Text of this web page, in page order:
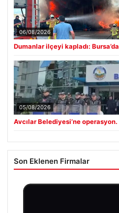
06/08/2026
Dumanlar ilçeyi kapladı:
05/08/2026
Avcılar Belediyesi’ne operasyon.
Son Eklenen Firmalar